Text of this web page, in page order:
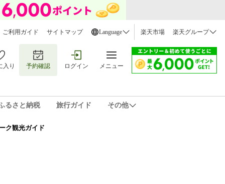
ご利用ガイド サイトマップ Language 楽天市場 楽天グループ
入り 予約確認 ログイン メニュー
るさと納税 旅行ガイド その他
観光ガイド